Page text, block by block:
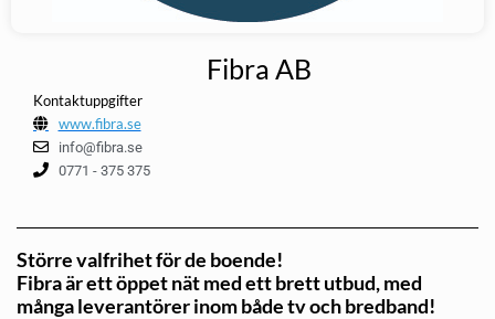
Fibra AB
Kontaktuppgifter
www.fibra.se
info@fibra.se
0771 - 375 375
Större valfrihet för de boende!
Fibra är ett öppet nät med ett brett utbud, med
många leverantörer inom både tv och bredband!